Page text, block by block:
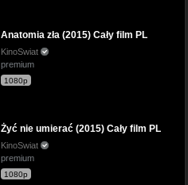
Anatomia zła (2015) Cały film PL
KinoSwiat
premium
1080p
Żyć nie umierać (2015) Cały film PL
KinoSwiat
premium
1080p